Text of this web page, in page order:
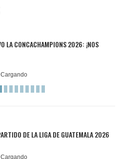
LA CONCACHAMPIONS 2026: ¡NOS
DE LA LIGA DE GUATEMALA 2026